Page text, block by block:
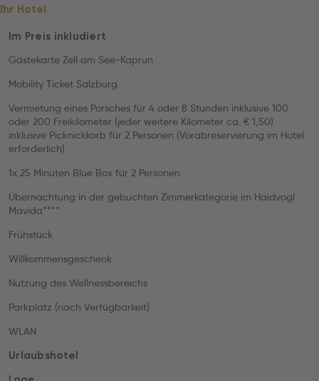
Ihr Hotel
Im Preis inkludiert
Gästekarte Zell am See-Kaprun
Mobility Ticket Salzburg
Vermietung eines Porsches für 4 oder 8 Stunden inklusive 100
oder 200 Freikilometer (jeder weitere Kilometer ca. € 1,50)
inklusive Picknickkorb für 2 Personen (Vorabreservierung im Hotel
erforderlich)
1x 25 Minuten Blue Box für 2 Personen
Übernachtung in der gebuchten Zimmerkategorie im Haidvogl
Mavida****
Frühstück
Willkommensgeschenk
Nutzung des Wellnessbereichs
Parkplatz (nach Verfügbarkeit)
WLAN
Urlaubshotel